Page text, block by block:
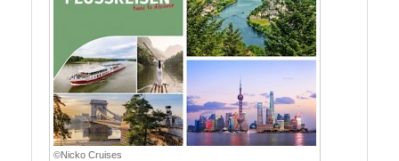
©Nicko Cruises